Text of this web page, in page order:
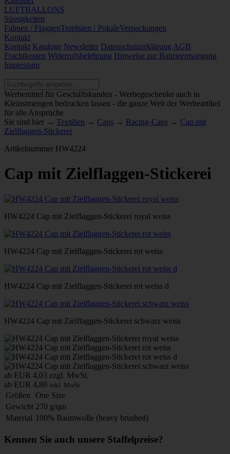
LUFTBALLONS
Süssigkeiten
Fahnen / FlaggenTrophäen / PokaleVerpackungen
Kontakt
Kontakt Kataloge Newsletter Datenschutzerklärung AGB
Frachtkosten Widerrufsbelehrung Hinweise zur Battrieentsorgung
Impressum
Werbemittel für Geschäftskunden - Werbegeschenke auch in
Kleinstmengen bedrucken lassen - die ganze Welt der Werbeartikel
für alle Ansprüche
Sie sind hier → Textilien → Caps → Racing-Caps → Cap mit
Zielflaggen-Stickerei
Artikelnummer HW4224
Cap mit Zielflaggen-Stickerei
HW4224 Cap mit Zielflaggen-Stickerei royal weiss
HW4224 Cap mit Zielflaggen-Stickerei rot weiss
HW4224 Cap mit Zielflaggen-Stickerei rot weiss d
HW4224 Cap mit Zielflaggen-Stickerei schwarz weiss
ab EUR 4,03 zzgl. MwSt.
ab EUR 4,80 inkl. MwSt.
Größen
One Size
Gewicht 270 g/qm
Material 100% Baumwolle (heavy brushed)
Kennen Sie auch unsere Staffelpreise?